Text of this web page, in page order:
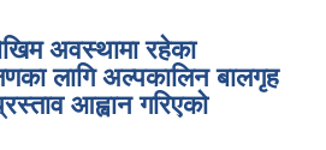
अवस्थामा रहेका
लागि अल्पकालिन बालगृह
आह्वान गरिएकाे